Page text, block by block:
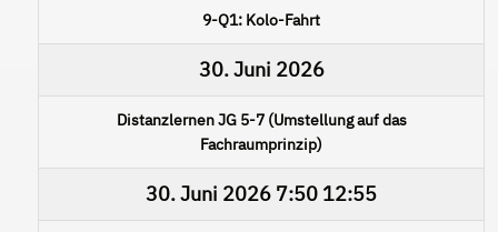
9-Q1: Kolo-Fahrt
30. Juni 2026
Distanzlernen JG 5-7 (Umstellung auf das
Fachraumprinzip)
30. Juni 2026 7:50 12:55